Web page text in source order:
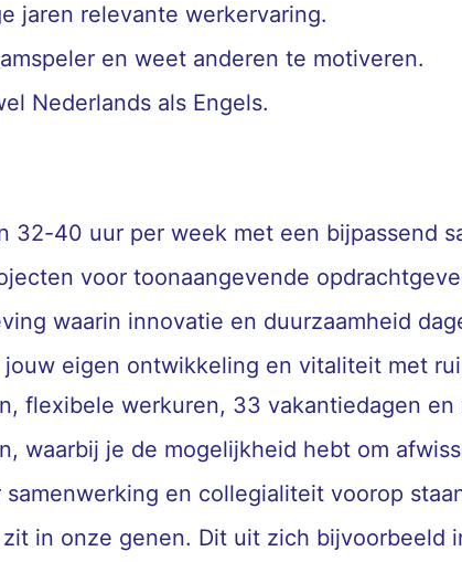
jaren relevante werkervaring.
en weet anderen te motiveren.
Nederlands als Engels.
32-40 uur per week met een bijpassend
voor toonaangevende
waarin innovatie en duurzaamheid
eigen ontwikkeling en vitaliteit met
flexibele werkuren, 33 vakantiedagen
waarbij je de mogelijkheid hebt om
samenwerking en collegialiteit voorop
zit in onze genen. Dit uit zich